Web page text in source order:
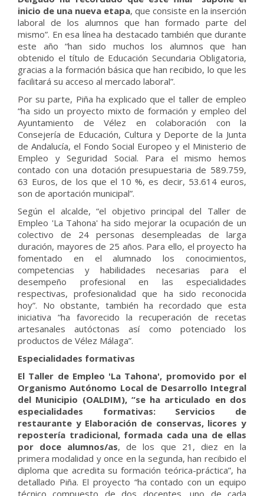
inicio de una nueva etapa, que consiste en la inserción
laboral de los alumnos que han formado parte del
mismo”. En esa línea ha destacado también que durante
este año “han sido muchos los alumnos que han
obtenido el título de Educación Secundaria Obligatoria,
gracias a la formación básica que han recibido, lo que les
facilitará su acceso al mercado laboral”.
Por su parte, Piña ha explicado que el taller de empleo
“ha sido un proyecto mixto de formación y empleo del
Ayuntamiento de Vélez en colaboración con la
Consejería de Educación, Cultura y Deporte de la Junta
de Andalucía, el Fondo Social Europeo y el Ministerio de
Empleo y Seguridad Social. Para el mismo hemos
contado con una dotación presupuestaria de 589.759,
63 Euros, de los que el 10 %, es decir, 53.614 euros,
son de aportación municipal”.
Según el alcalde, “el objetivo principal del Taller de
Empleo 'La Tahona' ha sido mejorar la ocupación de un
colectivo de 24 personas desempleadas de larga
duración, mayores de 25 años. Para ello, el proyecto ha
fomentado en el alumnado los conocimientos,
competencias y habilidades necesarias para el
desempeño profesional en las especialidades
respectivas, profesionalidad que ha sido reconocida
hoy”. No obstante, también ha recordado que esta
iniciativa “ha favorecido la recuperación de recetas
artesanales autóctonas así como potenciado los
productos de Vélez Málaga”.
Especialidades formativas
El Taller de Empleo 'La Tahona', promovido por el
Organismo Autónomo Local de Desarrollo Integral
del Municipio (OALDIM), “se ha articulado en dos
especialidades formativas: Servicios de
restaurante y Elaboración de conservas, licores y
repostería tradicional, formada cada una de ellas
por doce alumnos/as, de los que 21, diez en la
primera modalidad y once en la segunda, han recibido el
diploma que acredita su formación teórica-práctica”, ha
detallado Piña. El proyecto “ha contado con un equipo
técnico compuesto de dos docentes, uno de cada